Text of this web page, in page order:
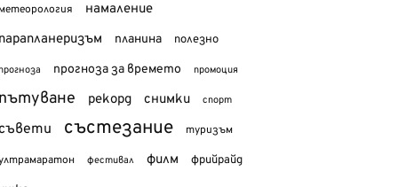
намаление
планина полезно
прогноза за времето промоция
рекорд снимки спорт
състезание туризъм
фестивал филм фрийрайд